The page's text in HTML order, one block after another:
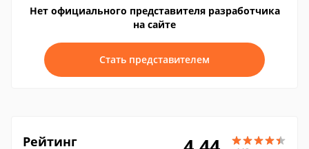
Нет официального представителя разработчика
на сайте
Стать представителем
Рейтинг